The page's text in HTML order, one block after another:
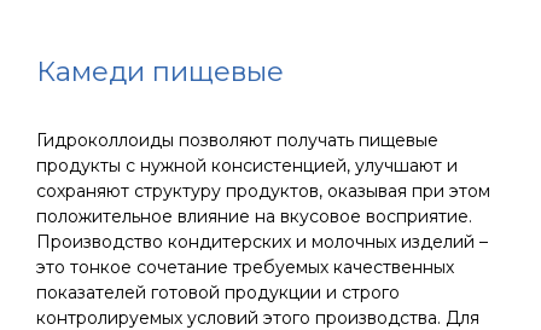
Камеди пищевые
Гидроколлоиды позволяют получать пищевые
продукты с нужной консистенцией, улучшают и
сохраняют структуру продуктов, оказывая при этом
положительное влияние на вкусовое восприятие.
Производство кондитерских и молочных изделий –
это тонкое сочетание требуемых качественных
показателей готовой продукции и строго
контролируемых условий этого производства. Для